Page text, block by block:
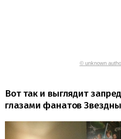
© unknown
Вот так и выглядит
глазами фанатов